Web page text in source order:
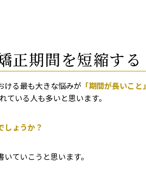
正期間を短縮する
ける最も大きな悩みが 「期間が長いこと」
ている人も多いと思います。
しょうか？
ていこうと思います。